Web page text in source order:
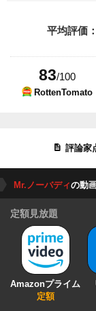
平均評価：
83/100
RottenTomato
評論家
Mr.ノーバディの動
定額見放題
Amazonプライム
定額